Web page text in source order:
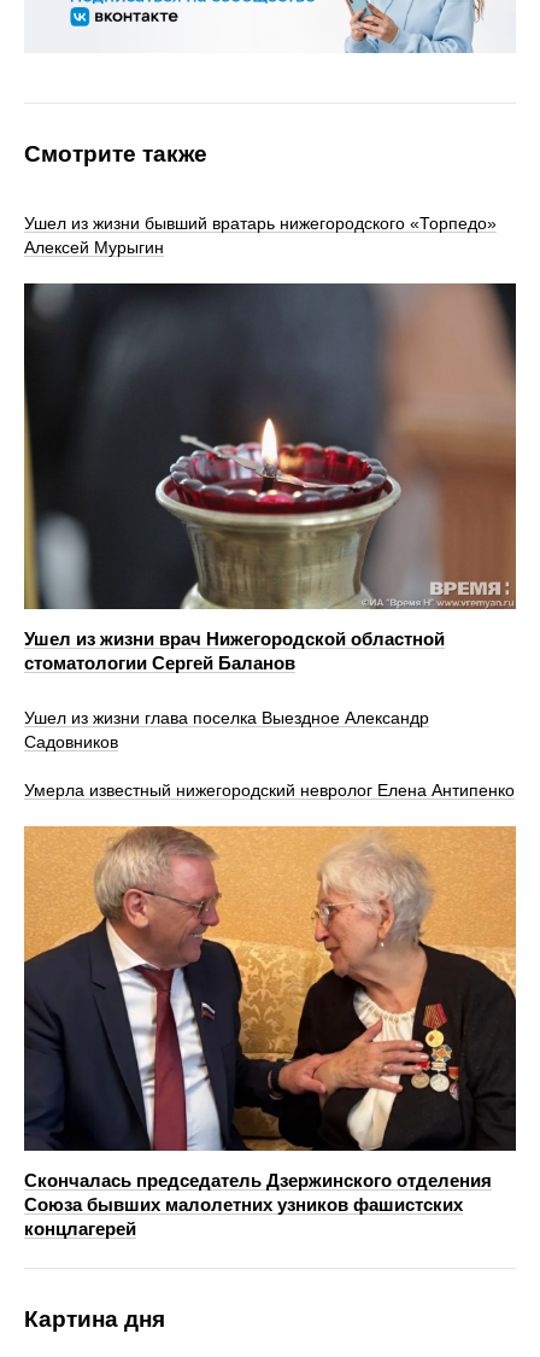
Смотрите также
Ушел из жизни бывший вратарь нижегородского «Торпедо»
Алексей Мурыгин
Ушел из жизни врач Нижегородской областной
стоматологии Сергей Баланов
Ушел из жизни глава поселка Выездное Александр
Садовников
Умерла известный нижегородский невролог Елена Антипенко
Скончалась председатель Дзержинского отделения
Союза бывших малолетних узников фашистских
концлагерей
Картина дня